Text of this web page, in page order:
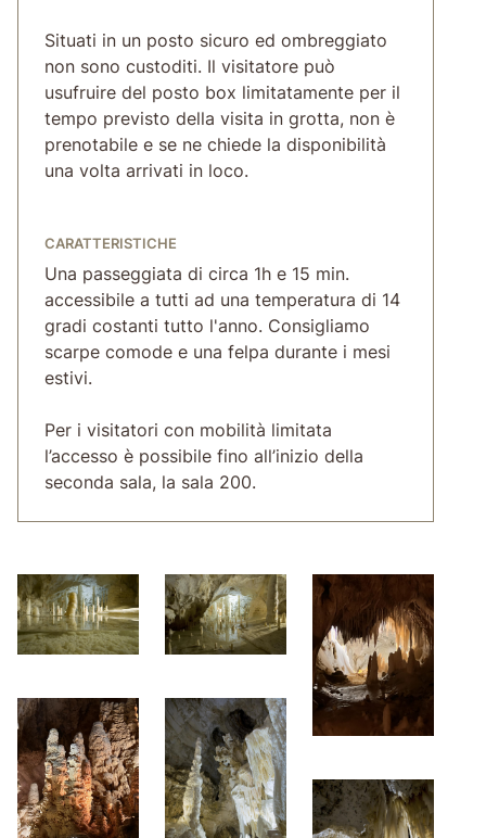
Situati in un posto sicuro ed ombreggiato
non sono custoditi. Il visitatore può
usufruire del posto box limitatamente per il
tempo previsto della visita in grotta, non è
prenotabile e se ne chiede la disponibilità
una volta arrivati in loco.
CARATTERISTICHE
Una passeggiata di circa 1h e 15 min.
accessibile a tutti ad una temperatura di 14
gradi costanti tutto l'anno. Consigliamo
scarpe comode e una felpa durante i mesi
estivi.
Per i visitatori con mobilità limitata
l’accesso è possibile fino all’inizio della
seconda sala, la sala 200.